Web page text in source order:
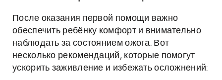
После оказания первой помощи важно
обеспечить ребёнку комфорт и внимательно
наблюдать за состоянием ожога. Вот
несколько рекомендаций, которые помогут
ускорить заживление и избежать осложнений: